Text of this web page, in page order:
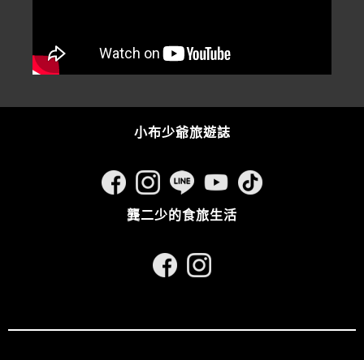
小布少爺旅遊誌
龔二少的食旅生活